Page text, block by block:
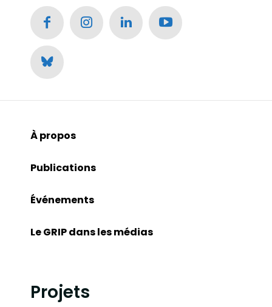
À propos
Publications
Événements
Le GRIP dans les médias
Projets